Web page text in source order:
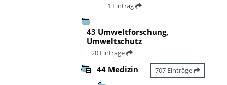
1 Eintrag
43 Umweltforschung,
Umweltschutz
20 Einträge
44 Medizin 707 Einträge